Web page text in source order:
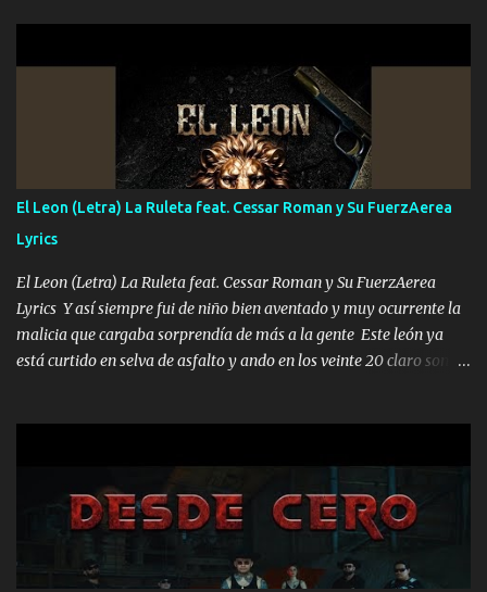
ni tampoco las mujeres porque es platica de grandes por eso hay
que estar alegres doy las instrucciones para atender los deberes
Música Si es que salta algún problema de confianza tengo gente
ahí está el Hombre Cuarenta y también Pariente 7 arreglan
cualquier problema no más es cuestión que ordené NOS HACE
FALTA UN HERMANO DE CLAVE ERA EL 24 SIEMPRE FUE UN
HOMBRE VALIENTE POR ALGO M'URIÓ PELEAND0 SIEMPRE
VIO POR LA FAMILIA PARA QUE SIGA EL LEGADO Es el DOS de
los HERMANOS un cerebro inteligente y com...
El Leon (Letra) La Ruleta feat. Cessar Roman y Su FuerzAerea
Lyrics
El Leon (Letra) La Ruleta feat. Cessar Roman y Su FuerzAerea
Lyrics Y así siempre fui de niño bien aventado y muy ocurrente la
malicia que cargaba sorprendía de más a la gente Este león ya
está curtido en selva de asfalto y ando en los veinte 20 claro son
pa más pues hay charola les voy a dar hasta topar pues no hay de
otra Música Surcando bien mi camino voy por mi línea no veo a
los lados aquel que no corre vuela no se me duerm voy chicoteado
Ya pasé varias hazañas ya tienen rato que me agarran el colmillo
de este León los estatales no sé esperaron Al tiro esta la PrimiZa